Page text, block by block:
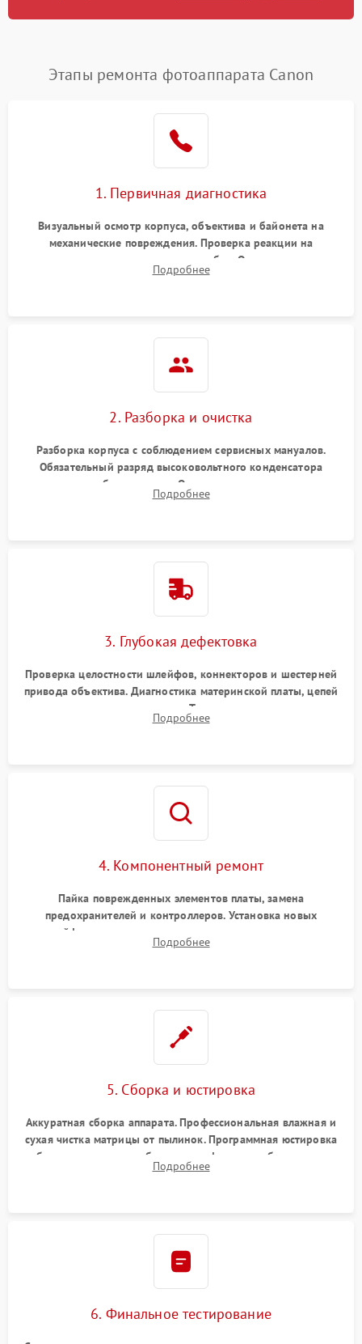
Этапы ремонта фотоаппарата Canon
1. Первичная диагностика
Визуальный осмотр корпуса, объектива и байонета на
механические повреждения. Проверка реакции на
включение, считывание кодов ошибок. Оценка состояния
матрицы и затвора, проверка работы автофокуса и
Подробнее
2. Разборка и очистка
Разборка корпуса с соблюдением сервисных мануалов.
Обязательный разряд высоковольтного конденсатора
вспышки для безопасности. Очистка внутренних узлов от
пыли, песка и следов влаги с помощью спецсредств.
Подробнее
3. Глубокая дефектовка
Проверка целостности шлейфов, коннекторов и шестерней
привода объектива. Диагностика материнской платы, цепей
питания и картоприемника. Тестирование механизма
затвора и блока внутрикамерной стабилизации.
Подробнее
4. Компонентный ремонт
Пайка поврежденных элементов платы, замена
предохранителей и контроллеров. Установка новых
шлейфов, дисплея, механизма затвора или двигателя
автофокуса. Восстановление геометрии тубуса объектива
Подробнее
5. Сборка и юстировка
Аккуратная сборка аппарата. Профессиональная влажная и
сухая чистка матрицы от пылинок. Программная юстировка
рабочего отрезка, калибровка автофокуса, стабилизатора и
экспозамера с помощью сервисного ПО.
Подробнее
6. Финальное тестирование